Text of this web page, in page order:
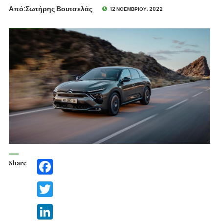
Από:Σωτήρης Βουτσελάς 12 ΝΟΕΜΒΡΊΟΥ, 2022
Share Facebook
Twitter
LinkedIn